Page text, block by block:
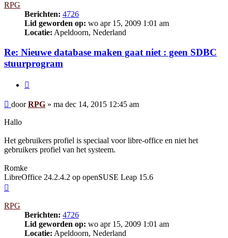
RPG
Berichten: 4726
Lid geworden op: wo apr 15, 2009 1:01 am
Locatie: Apeldoorn, Nederland
Re: Nieuwe database maken gaat niet : geen SDBC
stuurprogram
Bericht
doorRPG » ma dec 14, 2015 12:45 am
Hallo
Het gebruikers profiel is speciaal voor libre-office en niet het
gebruikers profiel van het systeem.
Romke
LibreOffice 24.2.4.2 op openSUSE Leap 15.6
RPG
Berichten: 4726
Lid geworden op: wo apr 15, 2009 1:01 am
Locatie: Apeldoorn, Nederland